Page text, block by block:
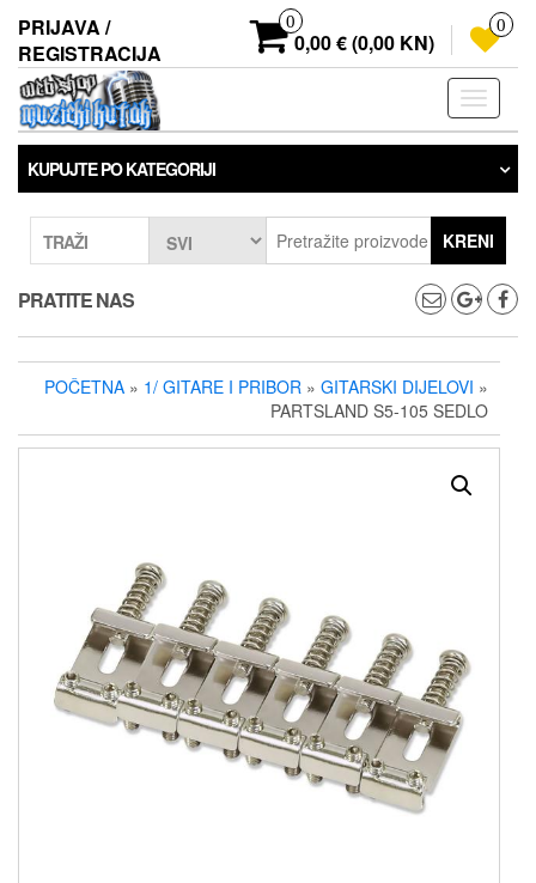
sadržaj
PRIJAVA /
REGISTRACIJA
0
0,00 € (0,00 KN)
0
KUPUJTE PO KATEGORIJI
TRAŽI KRENI
PRATITE NAS
POČETNA » 1/ GITARE I PRIBOR » GITARSKI DIJELOVI »
PARTSLAND S5-105 SEDLO